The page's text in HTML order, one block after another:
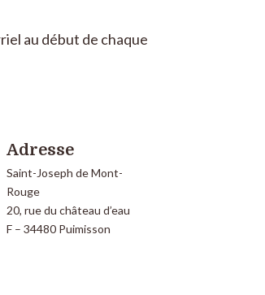
au début de chaque
Adresse
Saint-Joseph de Mont-
Rouge
20, rue du château d’eau
F – 34480 Puimisson